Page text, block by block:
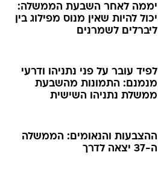
יממה לאחר השבעת הממשלה:
יכול להיות שאין מנוס מפילוג בין
ליברלים לשמרנים
לפיד עובר על פני נתניהו ודרעי
מנמנם: התמונות מהשבעת
ממשלת נתניהו השישית
ההצבעות והנאומים: הממשלה
ה-37 יצאה לדרך